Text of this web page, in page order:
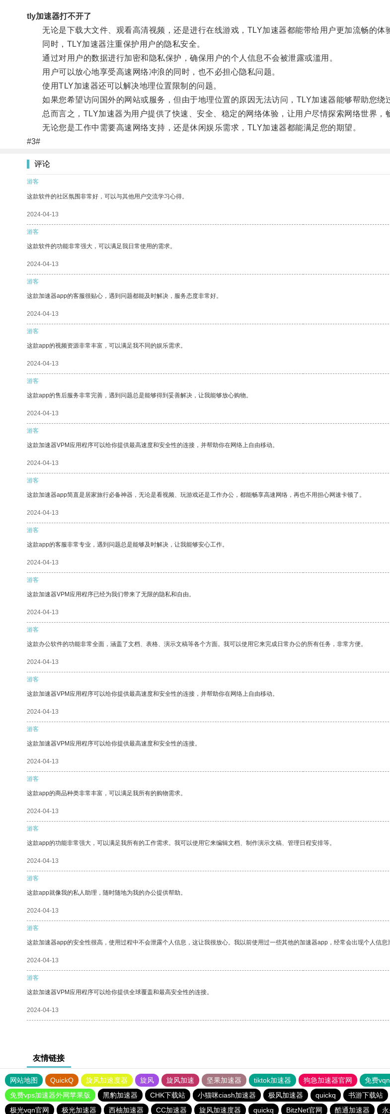
tly加速器打不开了
无论是下载大文件、观看高清视频，还是进行在线游戏，TLY加速器都能带给用户更加流畅的体
同时，TLY加速器注重保护用户的隐私安全。
通过对用户的数据进行加密和隐私保护，确保用户的个人信息不会被泄露或滥用。
用户可以放心地享受高速网络冲浪的同时，也不必担心隐私问题。
使用TLY加速器还可以解决地理位置限制的问题。
如果您希望访问国外的网站或服务，但由于地理位置的原因无法访问，TLY加速器能够帮助您绕
总而言之，TLY加速器为用户提供了快速、安全、稳定的网络体验，让用户尽情探索网络世界，
无论您是工作中需要高速网络支持，还是休闲娱乐需求，TLY加速器都能满足您的期望。
#3#
评论
游客
这款软件的社区氛围非常好，可以与其他用户交流学习心得。
2024-04-13
游客
这款软件的功能非常强大，可以满足我日常使用的需求。
2024-04-13
游客
这款加速器app的客服很贴心，遇到问题都能及时解决，服务态度非常好。
2024-04-13
游客
这款app的视频资源非常丰富，可以满足我不同的娱乐需求。
2024-04-13
游客
这款app的售后服务非常完善，遇到问题总是能够得到妥善解决，让我能够放心购物。
2024-04-13
游客
这款加速器VPM应用程序可以给你提供最高速度和安全性的连接，并帮助你在网络上自由移动。
2024-04-13
游客
这款加速器app简直是居家旅行必备神器，无论是看视频、玩游戏还是工作办公，都能畅享高速网络，再也不用担心网速卡顿了。
2024-04-13
游客
这款app的客服非常专业，遇到问题总是能够及时解决，让我能够安心工作。
2024-04-13
游客
这款加速器VPM应用程序已经为我们带来了无限的隐私和自由。
2024-04-13
游客
这款办公软件的功能非常全面，涵盖了文档、表格、演示文稿等各个方面。我可以使用它来完成日常办公的所有任务，非常方便。
2024-04-13
游客
这款加速器VPM应用程序可以给你提供最高速度和安全性的连接，并帮助你在网络上自由移动。
2024-04-13
游客
这款加速器VPM应用程序可以给你提供最高速度和安全性的连接。
2024-04-13
游客
这款app的商品种类非常丰富，可以满足我所有的购物需求。
2024-04-13
游客
这款app的功能非常强大，可以满足我所有的工作需求。我可以使用它来编辑文档、制作演示文稿、管理日程安排等。
2024-04-13
游客
这款app就像我的私人助理，随时随地为我的办公提供帮助。
2024-04-13
游客
这款加速器app的安全性很高，使用过程中不会泄露个人信息，这让我很放心。我以前使用过一些其他的加速器app，经常会出现个人信息
2024-04-13
游客
这款加速器VPM应用程序可以给你提供全球覆盖和最高安全性的连接。
2024-04-13
友情链接
网站地图 QuickQ 旋风加速度器 旋风 旋风加速 坚果加速器 tiktok加速器 狗急加速器官网 免费
免费vps加速器外网苹果版
黑豹加速器 CHK下载站 小猫咪ciash加速器 极风加速器 quickq 书游下载站
极光vqn官网
极光加速器 西柚加速器 CC加速器 旋风加速度器 quickq BitzNet官网 酷通加速器